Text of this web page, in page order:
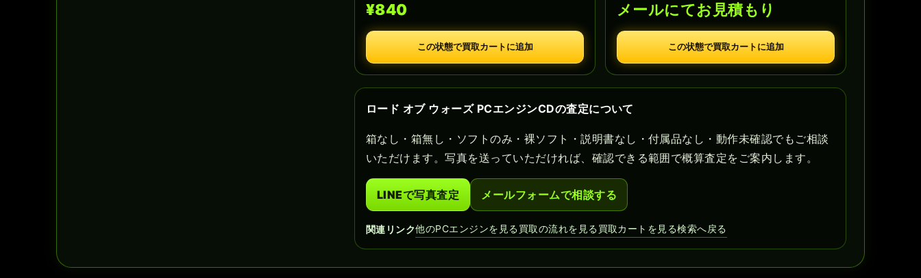
¥840
この状態で買取カートに追加
メールにてお見積もり
この状態で買取カートに追加
ロード オブ ウォーズ PCエンジンCDの査定について
箱なし・箱無し・ソフトのみ・裸ソフト・説明書なし・付属品なし・動作未確認でもご相談
いただけます。写真を送っていただければ、確認できる範囲で概算査定をご案内します。
LINEで写真査定 メールフォームで相談する
関連リンク他のPCエンジンを見る買取の流れを見る買取カートを見る検索へ戻る